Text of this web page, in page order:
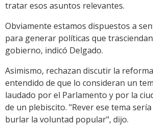
tratar esos asuntos relevantes.
Obviamente estamos dispuestos a
para generar políticas que
gobierno, indicó Delgado.
Asimismo, rechazan discutir la
entendido de que lo consideran un
laudado por el Parlamento y por la
de un plebiscito. "Rever ese tema
burlar la voluntad popular", dijo.